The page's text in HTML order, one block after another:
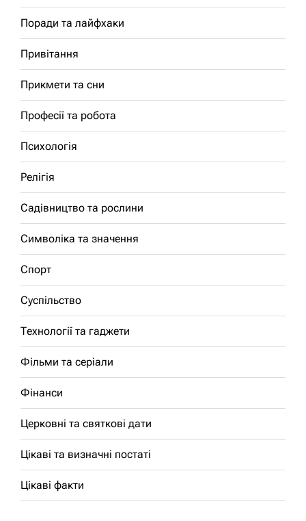
Поради та лайфхаки
Привітання
Прикмети та сни
Професії та робота
Психологія
Релігія
Садівництво та рослини
Символіка та значення
Спорт
Суспільство
Технології та гаджети
Фільми та серіали
Фінанси
Церковні та святкові дати
Цікаві та визначні постаті
Цікаві факти